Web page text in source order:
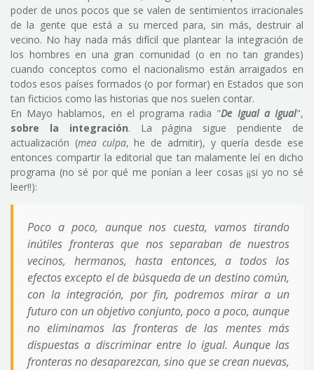
poder de unos pocos que se valen de sentimientos irracionales
de la gente que está a su merced para, sin más, destruir al
vecino. No hay nada más difícil que plantear la integración de
los hombres en una gran comunidad (o en no tan grandes)
cuando conceptos como el nacionalismo están arraigados en
todos esos países formados (o por formar) en Estados que son
tan ficticios como las historias que nos suelen contar.
En Mayo hablamos, en el programa radia "De Igual a Igual",
sobre la integración. La página sigue pendiente de
actualización (mea culpa, he de admitir), y quería desde ese
entonces compartir la editorial que tan malamente leí en dicho
programa (no sé por qué me ponían a leer cosas ¡¡si yo no sé
leer!!):
Poco a poco, aunque nos cuesta, vamos tirando
inútiles fronteras que nos separaban de nuestros
vecinos, hermanos, hasta entonces, a todos los
efectos excepto el de búsqueda de un destino común,
con la integración, por fin, podremos mirar a un
futuro con un objetivo conjunto, poco a poco, aunque
no eliminamos las fronteras de las mentes más
dispuestas a discriminar entre lo igual. Aunque las
fronteras no desaparezcan, sino que se crean nuevas,